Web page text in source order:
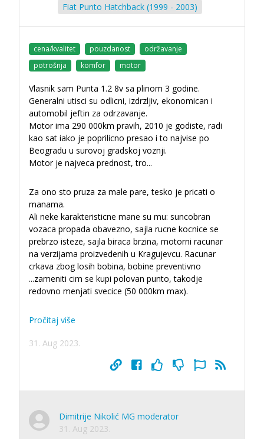
Fiat Punto Hatchback (1999 - 2003)
cena/kvalitet pouzdanost
održavanje
potrošnja
komfor motor
Vlasnik sam Punta 1.2 8v sa plinom 3 godine.
Generalni utisci su odlicni, izdrzljiv, ekonomican i
automobil jeftin za odrzavanje.
Motor ima 290 000km pravih, 2010 je godiste, radi
kao sat iako je poprilicno presao i to najvise po
Beogradu u surovoj gradskoj voznji.
Motor je najveca prednost, tro...
Za ono sto pruza za male pare, tesko je pricati o
manama.
Ali neke karakteristicne mane su mu: suncobran
vozaca propada obavezno, sajla rucne kocnice se
prebrzo isteze, sajla biraca brzina, motorni racunar
na verzijama proizvedenih u Kragujevcu. Racunar
crkava zbog losih bobina, bobine preventivno
...zameniti cim se kupi polovan punto, takodje
redovno menjati svecice (50 000km max).
Pročitaj više
31. Aug 2023.
Dimitrije Nikolić MG moderator
31. Aug 2023.